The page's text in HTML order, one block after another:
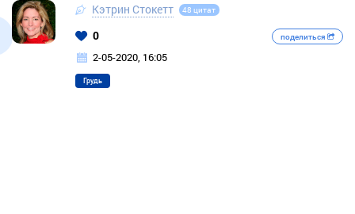
Кэтрин Стокетт 48 цитат
0 поделиться
2-05-2020, 16:05
Грудь